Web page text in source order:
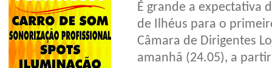
É grande a expectativa
de Ilhéus para o
Câmara de Dirigentes
amanhã (24.05), a